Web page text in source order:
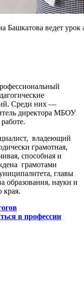
Башкатова ведет
Среди них —
директора МБОУ
владеющий
грамотная,
способная и
грамотами
главы
образования, науки и
края.
в профессии